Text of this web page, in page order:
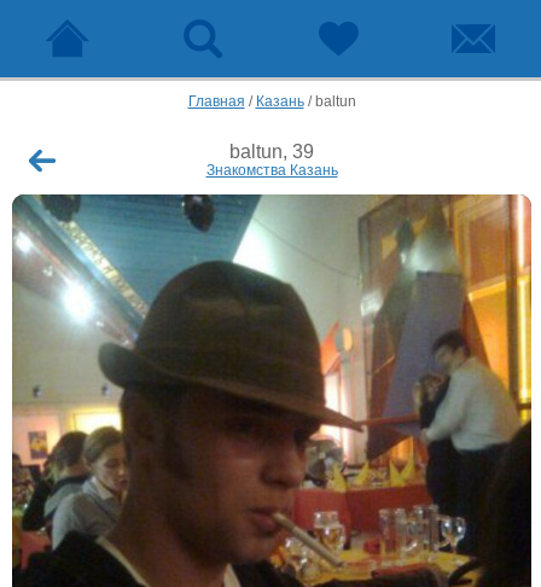
Главная / Казань/ baltun
baltun, 39
Знакомства Казань